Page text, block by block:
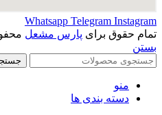
Whatsapp Telegram Instagram
تمام حقوق برای پارس مشعل
بستن
منو
دسته بندی ها